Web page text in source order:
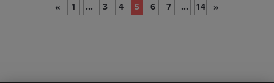
« 1 ... 3 4 5 6 7 ... 14 »